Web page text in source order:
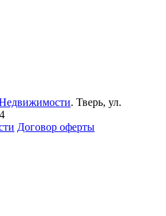
. Тверь, ул.
Договор оферты